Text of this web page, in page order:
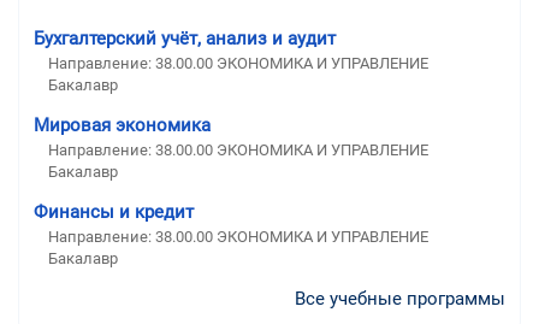
Бухгалтерский учёт, анализ и аудит
Направление: 38.00.00 ЭКОНОМИКА И УПРАВЛЕНИЕ
Бакалавр
Мировая экономика
Направление: 38.00.00 ЭКОНОМИКА И УПРАВЛЕНИЕ
Бакалавр
Финансы и кредит
Направление: 38.00.00 ЭКОНОМИКА И УПРАВЛЕНИЕ
Бакалавр
Все учебные программы